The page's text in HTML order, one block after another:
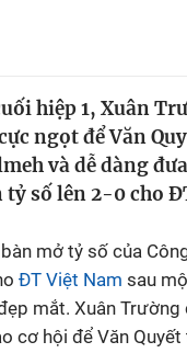
hiệp 1, Xuân
ngọt để Văn
và dễ dàng
số lên 2-0 cho
mở tỷ số của
ĐT Việt Nam sau
mắt. Xuân Trường
cơ hội để Văn